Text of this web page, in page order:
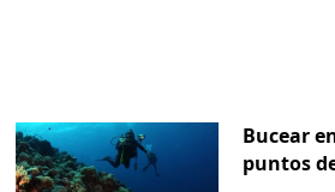
Bucear
puntos